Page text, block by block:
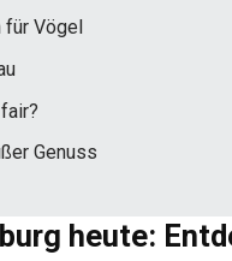
Vögel
Genuss
heute: